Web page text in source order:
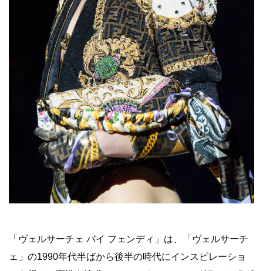
「ヴェルサーチェ バイ フェンディ」は、「ヴェルサーチ
ェ」の1990年代半ばから後半の時代にインスピレーショ